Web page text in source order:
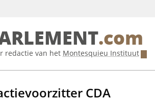
.com
redactie van het Montesquieu Instituut
CDA